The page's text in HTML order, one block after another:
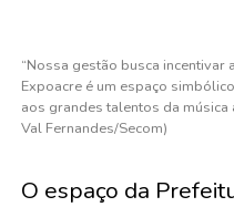
“Nossa gestão busca incentivar
Expoacre é um espaço
aos grandes talentos da música
Val Fernandes/Secom)
O espaço da